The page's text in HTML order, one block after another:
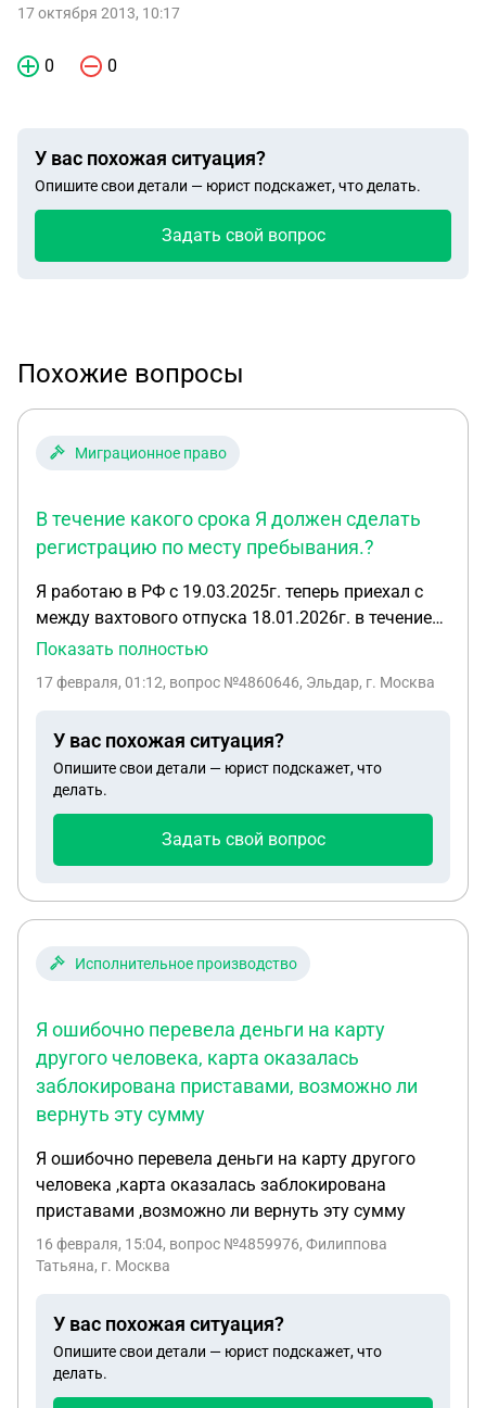
17 октября 2013, 10:17
0 0
У вас похожая ситуация?
Опишите свои детали — юрист подскажет, что делать.
Задать свой вопрос
Похожие вопросы
Миграционное право
В течение какого срока Я должен сделать
регистрацию по месту пребывания.?
Я работаю в РФ с 19.03.2025г. теперь приехал с
между вахтового отпуска 18.01.2026г. в течение
какого срока Я должен сделать регистрацию по
2025 года , до 18.03. 2026 г. Она действует?
Показать полностью
17 февраля, 01:12, вопрос №4860646, Эльдар, г. Москва
У вас похожая ситуация?
Опишите свои детали — юрист подскажет, что
делать.
Задать свой вопрос
Исполнительное производство
Я ошибочно перевела деньги на карту
другого человека, карта оказалась
заблокирована приставами, возможно ли
вернуть эту сумму
Я ошибочно перевела деньги на карту другого
человека ,карта оказалась заблокирована
приставами ,возможно ли вернуть эту сумму
16 февраля, 15:04, вопрос №4859976, Филиппова
Татьяна, г. Москва
У вас похожая ситуация?
Опишите свои детали — юрист подскажет, что
делать.